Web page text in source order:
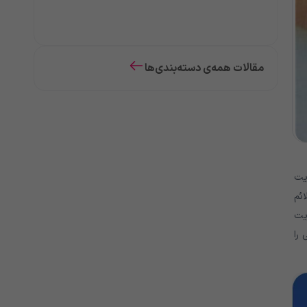
موارد آرتریت
مقالات همه‌ی دسته‌بندی‌ها